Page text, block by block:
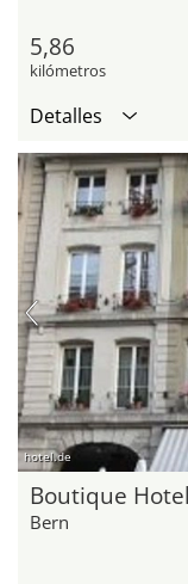
5,86
kilómetros
Detalles
hotel.de
Boutique
Bern